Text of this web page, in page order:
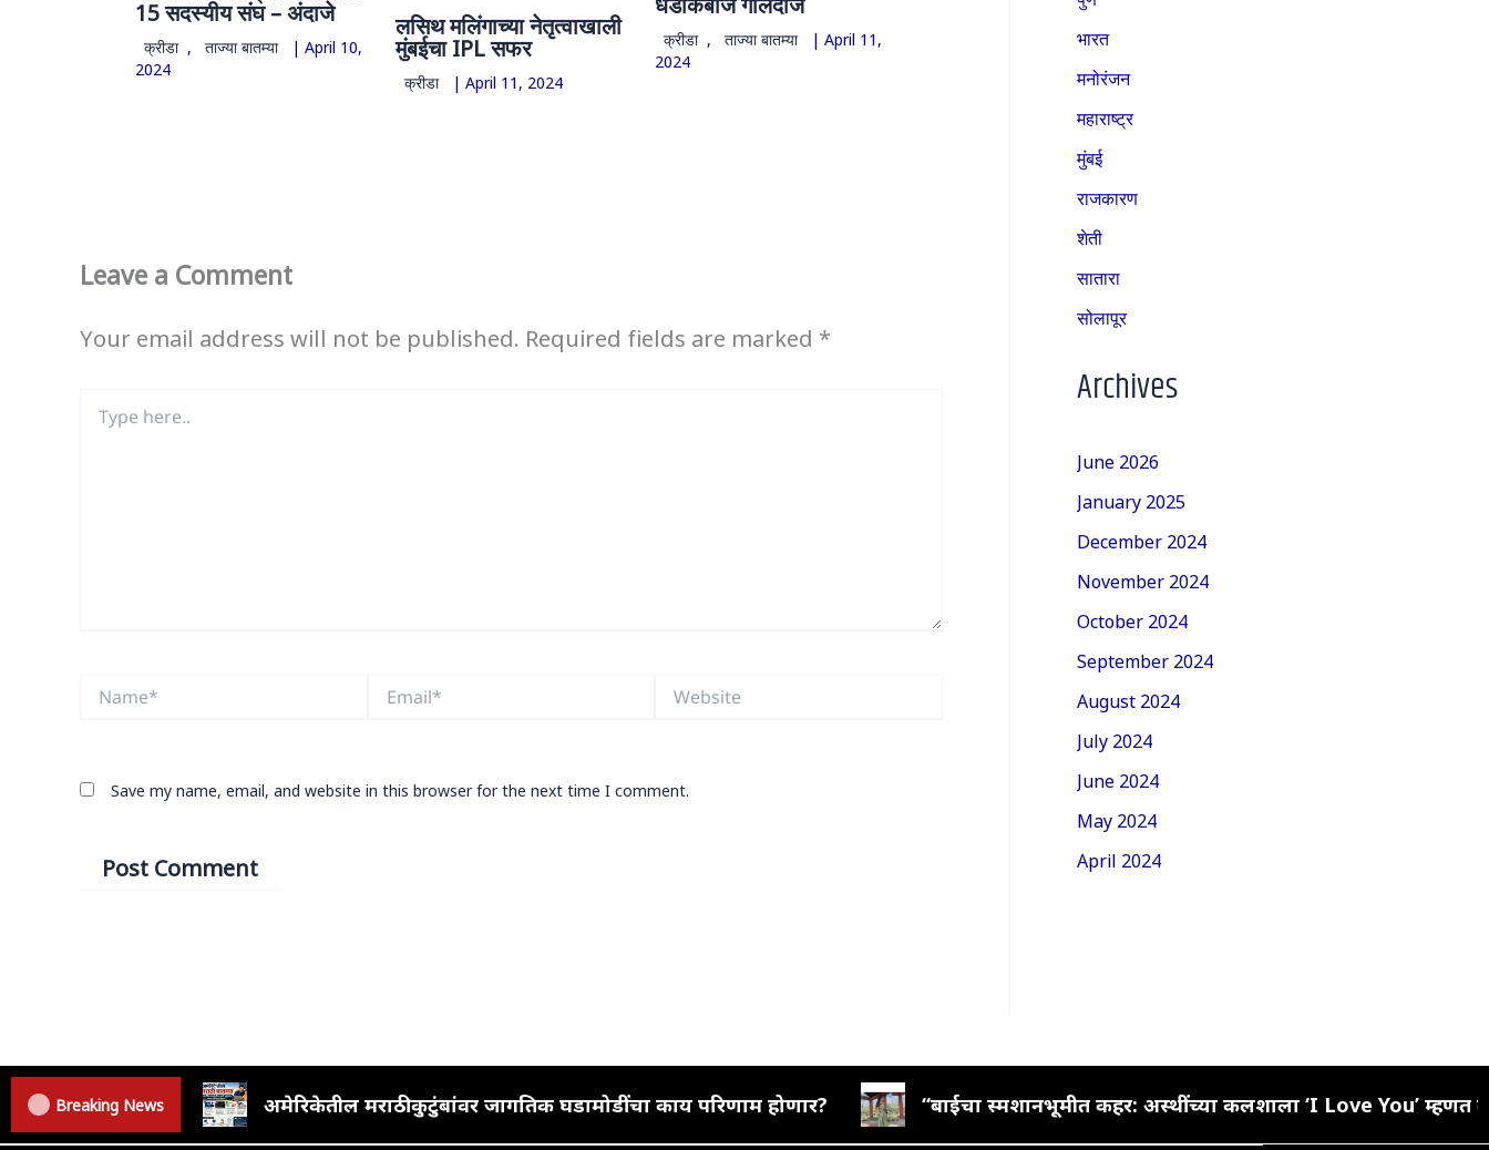
15 सदस्यीय संघ – अंदाजे
क्रीडा , ताज्या बातम्या | April 10,
2024
लसिथ मलिंगाच्या नेतृत्वाखाली
मुंबईचा IPL सफर
क्रीडा | April 11, 2024
क्रीडा , ताज्या बातम्या |April 11,
2024
Leave a Comment
Your email address will not be published. Required fields are marked *
here..
Name* Email* Website
Save my name, email, and website in this browser for the next time I comment.
भारत
मनोरंजन
महाराष्ट्र
मुंबई
राजकारण
शेती
सातारा
सोलापूर
Archives
June 2026
January 2025
December 2024
November 2024
October 2024
September 2024
August 2024
July 2024
June 2024
May 2024
April 2024
Breaking News अमेरिकेतील मराठी कुटुंबांवर जागतिक घडामोडींचा काय परिणाम होणार? “बाईचा स्मशानभूमीत कहर: अस्थींच्या कलशाला ‘I Love You’ म्हणत